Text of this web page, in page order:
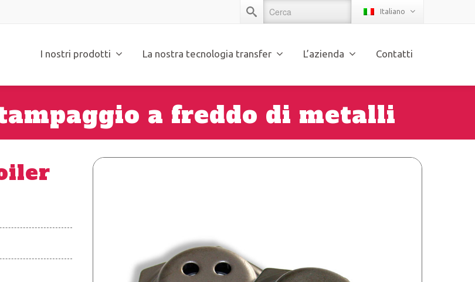
Italiano
I nostri prodotti La nostra tecnologia transfer L’azienda Contatti
a freddo di metalli